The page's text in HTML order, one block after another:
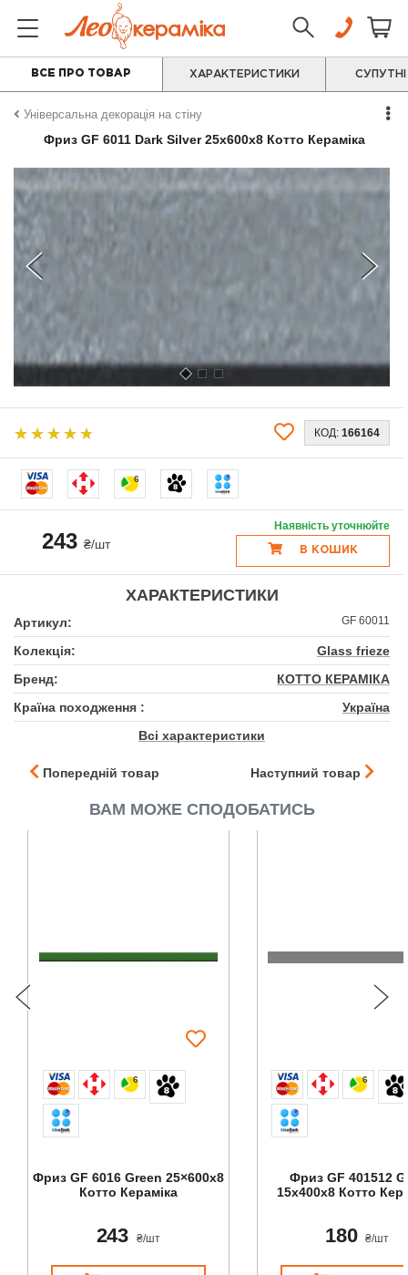
ВСЕ ПРО ТОВАР ХАРАКТЕРИСТИКИ
Універсальна декорація на стіну
Фриз GF 6011 Dark Silver 25x600x8 Котто Кераміка
КОД: 166164
6
243₴/шт
Наявність уточнюйте
В КОШИК
ХАРАКТЕРИСТИКИ
Артикул: GF 60011
Колекція:
Glass frieze
Бренд:
КОТТО КЕРАМІКА
Країна походження :
Україна
Всі характеристики
Попередній товар Наступний товар
ВАМ МОЖЕ СПОДОБАТИСЬ
6
Фриз GF 6016 Green 25×600x8
Котто Кераміка
243 ₴/шт
6
Фриз GF 401512
15x400x8 Котто
180 ₴/шт